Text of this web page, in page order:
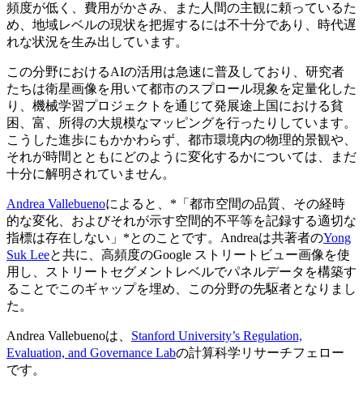
頻度が低く、費用がかさみ、また人間の主観に頼っているた
め、地域レベルの現状を把握するには不十分であり、時代遅
れな状況を生み出しています。
この分野におけるAIの活用は急速に普及しており、研究者
たちは衛星画像を用いて都市のスプロール現象を定量化した
り、機械学習プロジェクトを通じて発展途上国における貧
困、富、所得の大規模なマッピングを行ったりしています。
こうした進歩にもかかわらず、都市環境内の物理的景観や、
それが時間とともにどのように変化するかについては、まだ
十分に解明されていません。
Andrea Vallebuenoによると、*「都市空間の品質、その経時
的な変化、およびそれが示す空間的不平等を記録する適切な
指標は存在しない」*とのことです。Andreaは共著者のYong
Suk Leeと共に、高頻度のGoogle ストリートビュー画像を使
用し、ストリートセグメントレベルでパネルデータを構築す
ることでこのギャップを埋め、この分野の先駆者となりまし
た。
Andrea Vallebuenoは、 Stanford University’s Regulation,
Evaluation, and Governance Labの計算科学リサーチフェロー
です。